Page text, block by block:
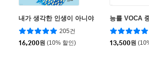
내가 생각한 인생이 아니야
205건
16,200원 (10% 할인)
능률 VOCA
13,500원